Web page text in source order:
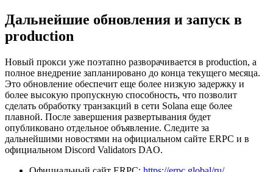
Дальнейшие обновления и запуск в
production
Новый прокси уже поэтапно разворачивается в production, а
полное внедрение запланировано до конца текущего месяца.
Это обновление обеспечит еще более низкую задержку и
более высокую пропускную способность, что позволит
сделать обработку транзакций в сети Solana еще более
плавной. После завершения развертывания будет
опубликовано отдельное объявление. Следите за
дальнейшими новостями на официальном сайте ERPC и в
официальном Discord Validators DAO.